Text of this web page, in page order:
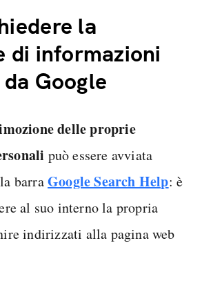
la
di informazioni
Google
delle proprie
può essere avviata
barraGoogle Search Help: è
al suo interno la propria
indirizzati alla pagina web